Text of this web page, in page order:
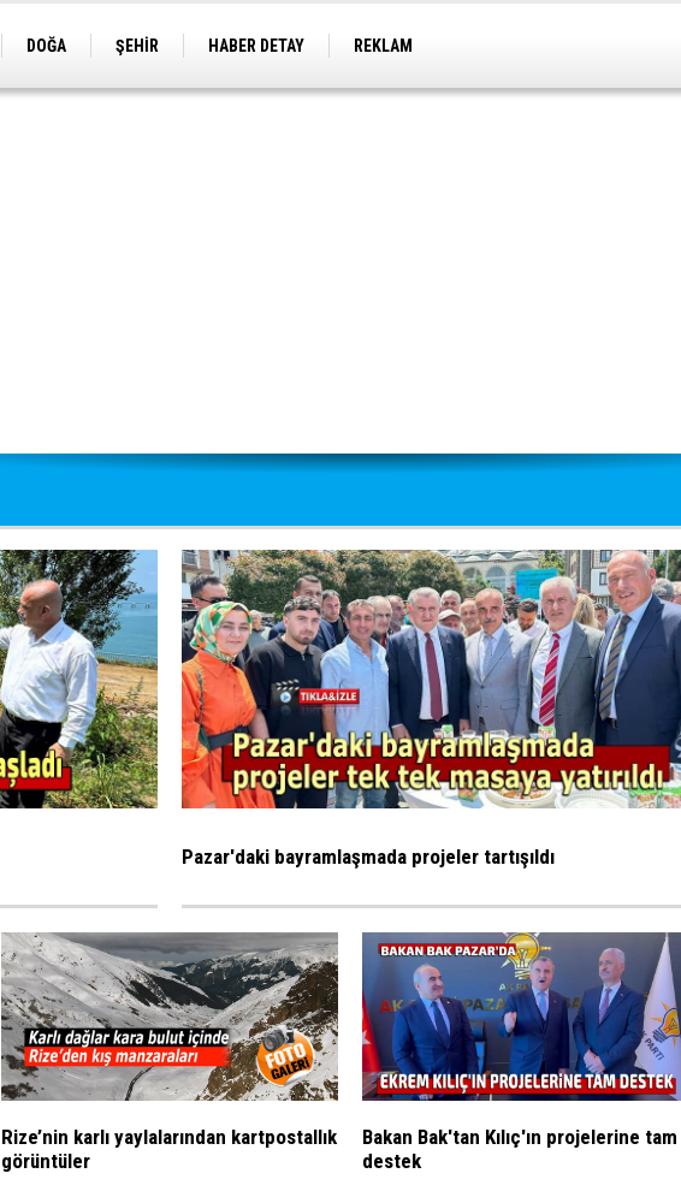
DOĞA ŞEHİR HABER DETAY REKLAM
Pazar'daki bayramlaşmada projeler tartışıldı
Rize’nin karlı yaylalarından kartpostallık
görüntüler
Bakan Bak'tan Kılıç'ın projelerine tam
destek